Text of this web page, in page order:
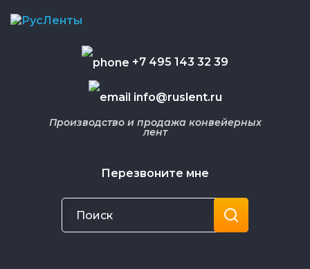
+7 495 143 32 39
info@ruslent.ru
Перезвоните мне
Производство и продажа конвейерных
лент